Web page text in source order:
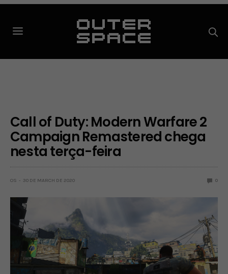
Call of Duty: Modern Warfare 2
Campaign Remastered chega
nesta terça-feira
OS 30 DE MARCH DE 2020 0